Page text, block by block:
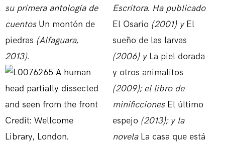
su primera antología de
cuentos Un montón de
piedras (Alfaguara,
2013).
Escritora. Ha publicado
El Osario (2001) y El
sueño de las larvas
(2006) y La piel dorada
y otros animalitos
(2009); el libro de
minificciones El último
espejo (2013); y la
novela La casa que está